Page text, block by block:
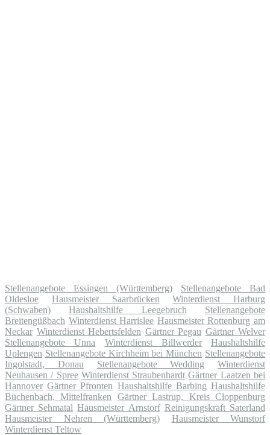
Stellenangebote Essingen (Württemberg)
Stellenangebote Bad
Oldesloe
Hausmeister Saarbrücken
Winterdienst Harburg
(Schwaben)
Haushaltshilfe Leegebruch
Stellenangebote
Breitengüßbach Winterdienst Harrislee Hausmeister Rottenburg am
Neckar Winterdienst Hebertsfelden Gärtner Pegau Gärtner Welver
Stellenangebote Unna
Winterdienst Billwerder
Haushaltshilfe
Uplengen Stellenangebote Kirchheim bei München Stellenangebote
Ingolstadt, Donau
Stellenangebote Wedding
Winterdienst
Neuhausen / Spree Winterdienst Straubenhardt Gärtner Laatzen bei
Hannover Gärtner Pfronten Haushaltshilfe Barbing Haushaltshilfe
Büchenbach, Mittelfranken
Gärtner Lastrup, Kreis Cloppenburg
Gärtner Sehmatal Hausmeister Arnstorf Reinigungskraft Saterland
Hausmeister Nehren (Württemberg)
Hausmeister Wunstorf
Winterdienst Teltow